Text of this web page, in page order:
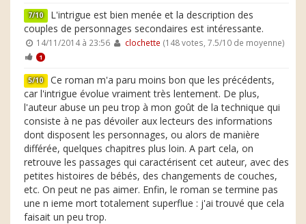
7/10 L'intrigue est bien menée et la description des
couples de personnages secondaires est intéressante.
14/11/2014 à 23:56 clochette (148 votes, 7.5/10 de moyenne)
1
5/10 Ce roman m'a paru moins bon que les précédents,
car l'intrigue évolue vraiment très lentement. De plus,
l'auteur abuse un peu trop à mon goût de la technique qui
consiste à ne pas dévoiler aux lecteurs des informations
dont disposent les personnages, ou alors de manière
différée, quelques chapitres plus loin. A part cela, on
retrouve les passages qui caractérisent cet auteur, avec des
petites histoires de bébés, des changements de couches,
etc. On peut ne pas aimer. Enfin, le roman se termine pas
une n ieme mort totalement superflue : j'ai trouvé que cela
faisait un peu trop.